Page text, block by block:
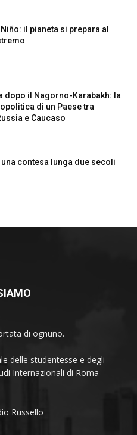
il pianeta si prepara al
dopo il Nagorno-Karabakh: la
di un Paese tra
e Caucaso
una contesa lunga due secoli
di ognuno.
delle studentesse e degli
Internazionali di Roma
Russello